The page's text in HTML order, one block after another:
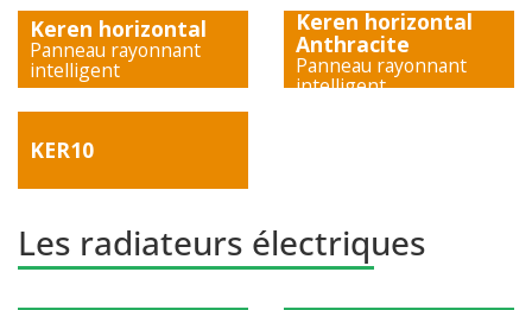
Keren horizontal
Panneau rayonnant
intelligent
Keren horizontal
Anthracite
Panneau rayonnant
intelligent
KER10
Les radiateurs électriques